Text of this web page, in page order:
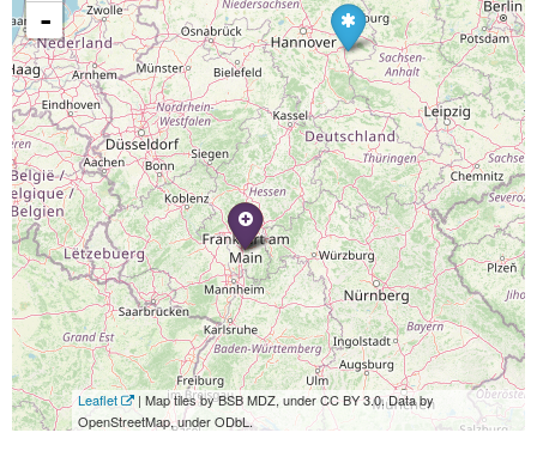
-
Leaflet
| Map tiles by BSB MDZ, under CC BY 3.0. Data by
OpenStreetMap, under ODbL.